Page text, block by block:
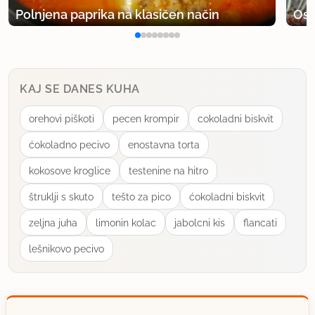
Polnjena paprika na klasičen način
KAJ SE DANES KUHA
orehovi piškoti pecen krompir cokoladni biskvit
ćokoladno pecivo enostavna torta
kokosove kroglice testenine na hitro
štruklji s skuto tešto za pico ćokoladni biskvit
zeljna juha limonin kolac jabolcni kis flancati
lešnikovo pecivo